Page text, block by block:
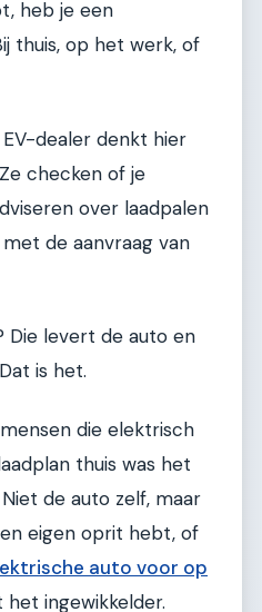
heb je een
thuis, op het werk, of
dealer denkt hier
checken of je
over laadpalen
de aanvraag van
Die levert de auto en
is het.
die elektrisch
thuis was het
de auto zelf, maar
eigen oprit hebt, of
auto voor op
het ingewikkelder.